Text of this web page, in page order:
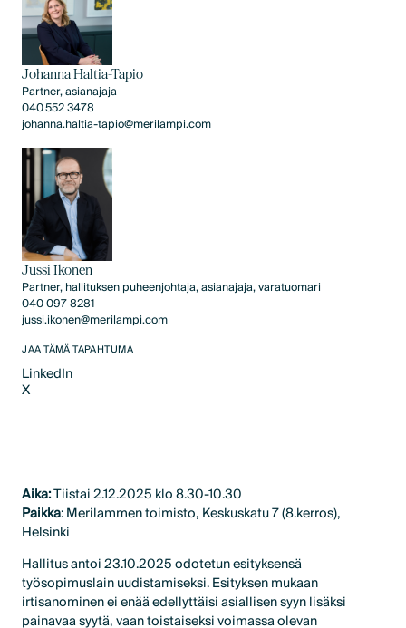
Johanna Haltia-Tapio
Partner, asianajaja
040 552 3478​
johanna.haltia-tapio@merilampi.com
Jussi Ikonen
Partner, hallituksen puheenjohtaja, asianajaja, varatuomari
040 097 8281
jussi.ikonen@merilampi.com
JAA TÄMÄ TAPAHTUMA
LinkedIn
LinkedIn
X
Aika:Tiistai 2.12.2025 klo 8.30-10.30
Paikka: Merilammen toimisto, Keskuskatu 7 (8.kerros),
Helsinki
Hallitus antoi 23.10.2025 odotetun esityksensä
työsopimuslain uudistamiseksi. Esityksen mukaan
irtisanominen ei enää edellyttäisi asiallisen syyn lisäksi
painavaa syytä, vaan toistaiseksi voimassa olevan